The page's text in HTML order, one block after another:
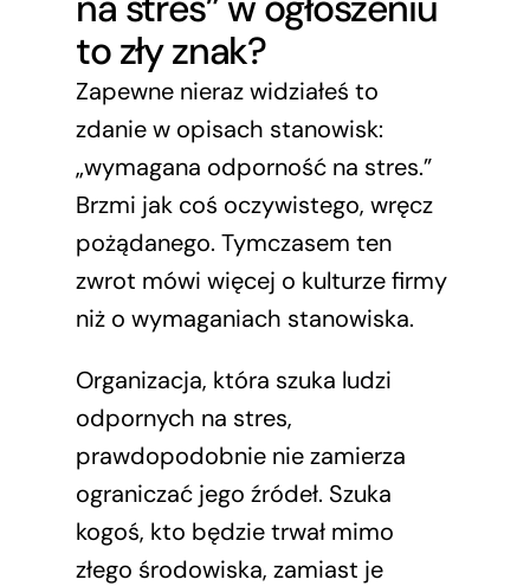
to zły znak?
Zapewne nieraz widziałeś to
zdanie w opisach stanowisk:
„wymagana odporność na stres.”
Brzmi jak coś oczywistego, wręcz
pożądanego. Tymczasem ten
zwrot mówi więcej o kulturze firmy
niż o wymaganiach stanowiska.
Organizacja, która szuka ludzi
odpornych na stres,
prawdopodobnie nie zamierza
ograniczać jego źródeł. Szuka
kogoś, kto będzie trwał mimo
złego środowiska, zamiast je